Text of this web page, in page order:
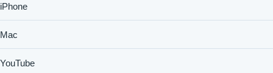
iPhone
Mac
YouTube